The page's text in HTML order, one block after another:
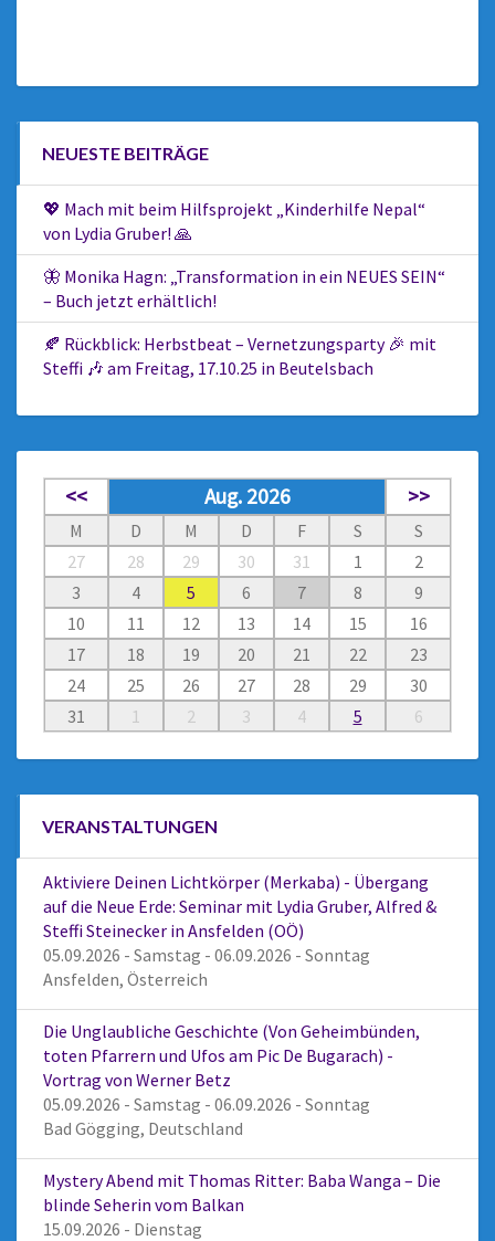
NEUESTE BEITRÄGE
💖 Mach mit beim Hilfsprojekt „Kinderhilfe Nepal“
von Lydia Gruber! 🙏
🦋 Monika Hagn: „Transformation in ein NEUES SEIN“
– Buch jetzt erhältlich!
🍂 Rückblick: Herbstbeat – Vernetzungsparty 🎉 mit
Steffi 🎶 am Freitag, 17.10.25 in Beutelsbach
<< Aug. 2026 >>
M D M D F S
S
27
28 29 30 31 1
2
3
4 5 6 7 8
9
10
11 12 13 14 15
16
17
18 19 20 21 22
23
24
25 26 27 28 29
30
31
1 2 3 4 5 6
VERANSTALTUNGEN
Aktiviere Deinen Lichtkörper (Merkaba) - Übergang
auf die Neue Erde: Seminar mit Lydia Gruber, Alfred &
Steffi Steinecker in Ansfelden (OÖ)
05.09.2026 - Samstag - 06.09.2026 - Sonntag
Ansfelden, Österreich
Die Unglaubliche Geschichte (Von Geheimbünden,
toten Pfarrern und Ufos am Pic De Bugarach) -
Vortrag von Werner Betz
05.09.2026 - Samstag - 06.09.2026 - Sonntag
Bad Gögging, Deutschland
Mystery Abend mit Thomas Ritter: Baba Wanga – Die
blinde Seherin vom Balkan
15.09.2026 - Dienstag